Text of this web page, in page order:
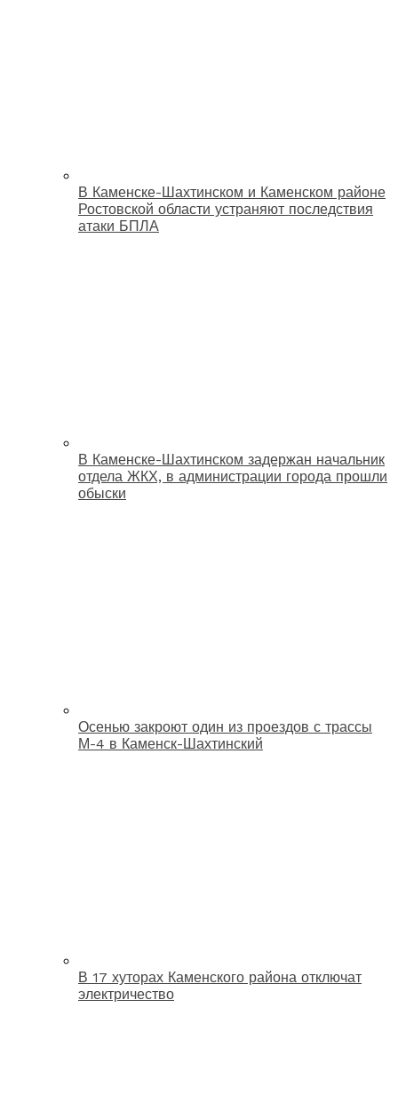
В Каменске-Шахтинском и Каменском районе
Ростовской области устраняют последствия
атаки БПЛА
В Каменске-Шахтинском задержан начальник
отдела ЖКХ, в администрации города прошли
обыски
Осенью закроют один из проездов с трассы
М-4 в Каменск-Шахтинский
В 17 хуторах Каменского района отключат
электричество